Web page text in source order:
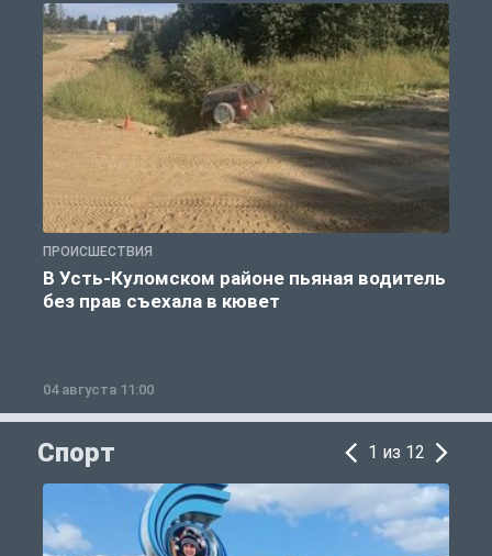
ПРОИСШЕСТВИЯ
В Усть-Куломском районе пьяная водитель
без прав съехала в кювет
04 августа 11:00
Спорт 1 из 12